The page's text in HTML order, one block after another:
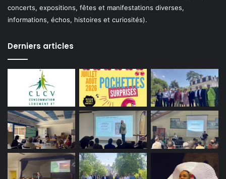
concerts, expositions, fêtes et manifestations diverses,
informations, échos, histoires et curiosités).
Derniers articles